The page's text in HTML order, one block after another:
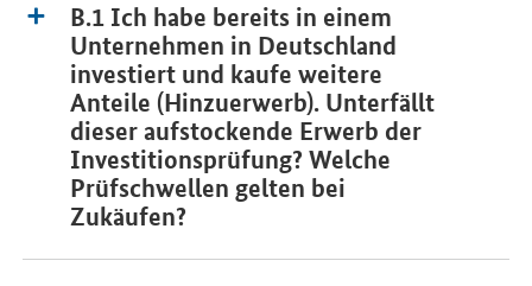
B.1 Ich habe bereits in einem
Unternehmen in Deutschland
investiert und kaufe weitere
Anteile (Hinzuerwerb). Unterfällt
dieser aufstockende Erwerb der
Investitionsprüfung? Welche
Prüfschwellen gelten bei
Zukäufen?